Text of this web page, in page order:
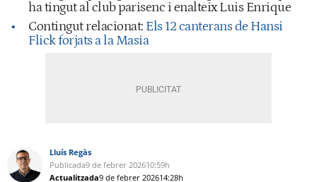
ha tingut al club parisenc i enalteix Luis Enrique
Contingut relacionat: Els 12 canterans de Hansi
Flick forjats a la Masia
Lluís Regàs
Publicada9 de febrer 202610:59h
Actualitzada9 de febrer 202614:28h